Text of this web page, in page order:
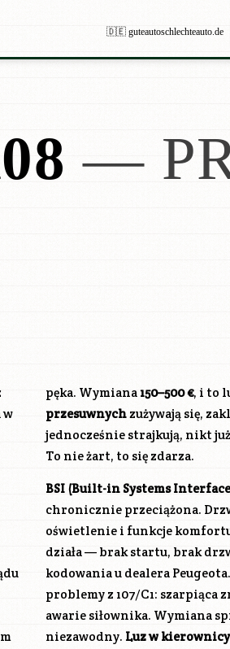
🇩🇪 guteautoschlechteauto.de
—
w
pęka. Wymiana150–500 €, i to
przesuwnychzużywają się,
jednocześnie strajkują, nikt
To nie żart, to się zdarza.
BSI (Built-in Systems
chronicznie przeciążona.
oświetlenie i funkcje komfortu
działa — brak startu, brak
kodowania u dealera Peugeota.
problemy z 107/C1: szarpiąca
awarie siłownika. Wymiana
niezawodny. Luz w kierownicy